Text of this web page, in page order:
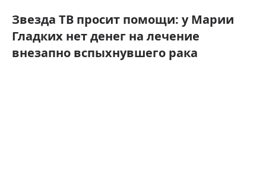
Звезда ТВ просит помощи: у Марии
Гладких нет денег на лечение
внезапно вспыхнувшего рака